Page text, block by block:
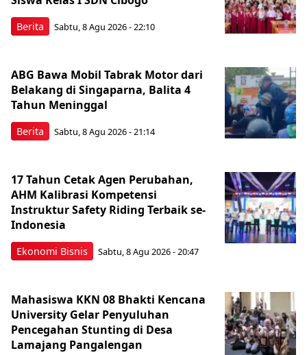
Berita Sabtu, 8 Agu 2026 - 22:10
Berita
ABG Bawa Mobil Tabrak Motor dari
Belakang di Singaparna, Balita 4
Tahun Meninggal
Sabtu, 8 Agu 2026 - 21:14
Ekonomi Bisnis
17 Tahun Cetak Agen Perubahan,
AHM Kalibrasi Kompetensi
Instruktur Safety Riding Terbaik se-
Indonesia
Sabtu, 8 Agu 2026 - 20:47
Mahasiswa KKN 08 Bhakti Kencana
University Gelar Penyuluhan
Pencegahan Stunting di Desa
Lamajang Pangalengan